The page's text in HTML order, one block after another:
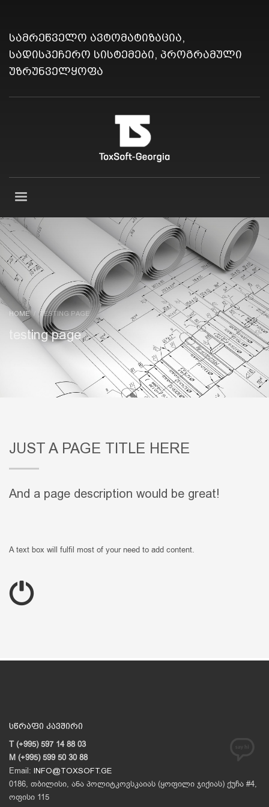
სამრეწველო ავტომატიზაცია,
სადისპეჩერო სისტემები, პროგრამული
უზრუნველყოფა
HOME TESTING PAGE
testing page
JUST A PAGE TITLE HERE
And a page description would be great!
A text box will fulfil most of your need to add content.
სწრაფი კავშირი
T (+995) 597 14 88 03
M (+995) 599 50 30 88
Email: INFO@TOXSOFT.GE
0186, თბილისი, ანა პოლიტკოვსკაიას (ყოფილი ჯიქიას) ქუჩა #4,
ოფისი 115